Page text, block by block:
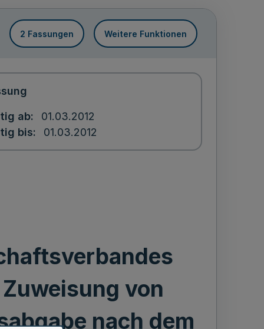
2 Fassungen Weitere Funktionen
ab
01.03.2012
bis
01.03.2012
von
nach dem